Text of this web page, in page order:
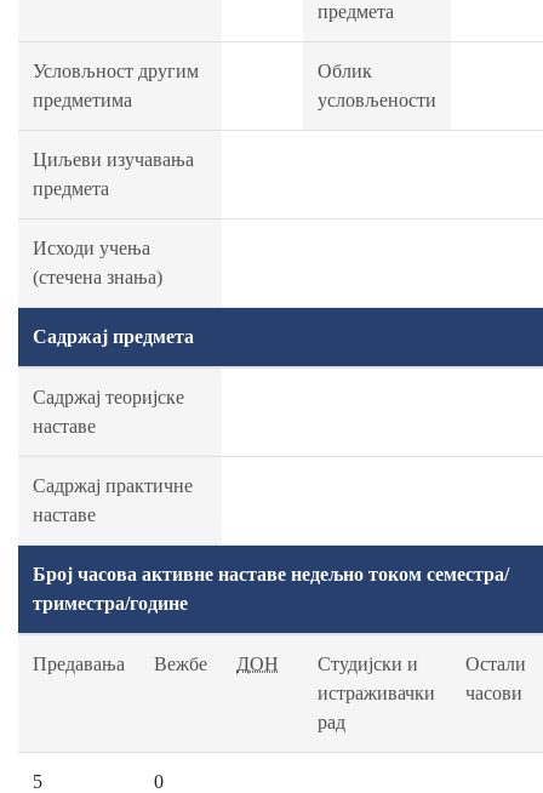
предмета
Условљност другим
предметима
Облик
условљености
Циљеви изучавања
предмета
Исходи учења
(стечена знања)
Садржај предмета
Садржај теоријске
наставе
Садржај практичне
наставе
Број часова активне наставе недељно током семестра/
триместра/године
Предавања Вежбе ДОН
Студијски и
истраживачки
рад
Остали
часови
5 0